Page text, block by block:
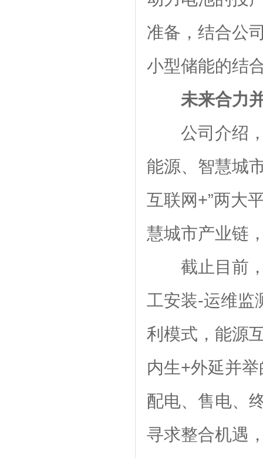
准备，结合公
小型储能的结
未来合力
公司介绍
能源、智慧城
互联网+”两大
慧城市产业链
截止目前
工安装-运维监
利模式，能源
内生+外延并
配电、售电、
寻求整合机遇